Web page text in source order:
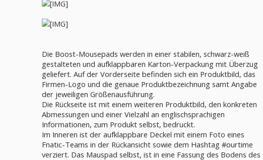
Die Boost-Mousepads werden in einer stabilen, schwarz-weiß
gestalteten und aufklappbaren Karton-Verpackung mit Überzug
geliefert. Auf der Vorderseite befinden sich ein Produktbild, das
Firmen-Logo und die genaue Produktbezeichnung samt Angabe
der jeweiligen Größenausführung.
Die Rückseite ist mit einem weiteren Produktbild, den konkreten
Abmessungen und einer Vielzahl an englischsprachigen
Informationen, zum Produkt selbst, bedruckt.
Im Inneren ist der aufklappbare Deckel mit einem Foto eines
Fnatic-Teams in der Rückansicht sowie dem Hashtag #ourtime
verziert. Das Mauspad selbst, ist in eine Fassung des Bodens des